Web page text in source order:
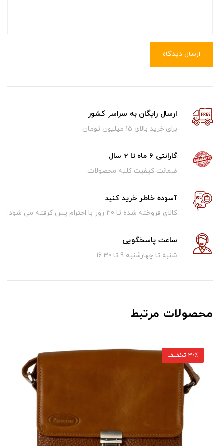
ارسال دیدگاه
ارسال رایگان به سراسر کشور
برای خرید بالای ۱5 میلیون تومان
گارانتی 6 ماه تا 2 سال
ضمانت کیفیت کلیه محصولات
آسوده خاطر خرید کنید
کالای فروخته شده تا 30 روز با احترام پس گرفته می شود.
ساعت پاسخگویی
شنبه تا چهارشنبه 9 تا 16.30
محصولات مرتبط
30٪ تخفیف